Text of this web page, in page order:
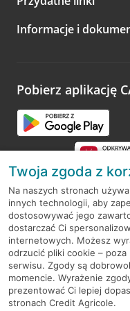
A po wizycie…
Zachęcamy do
opinie.
Informacje i
Pobierz aplikację
RODO
Regulamin serwisu
Mapa serwisu
PolitykaCookies
Twoja zgoda z
Na naszych stronach
innych technologii, aby
dostosowywać jego
dostarczać Ci
internetowych. Możesz
odrzucić pliki cookie –
serwisu. Zgody są
momencie. Wyrażenie
prezentować Ci lepiej
stronach Credit Agricole.